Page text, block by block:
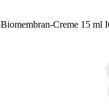
Biomembran-Creme 15 ml